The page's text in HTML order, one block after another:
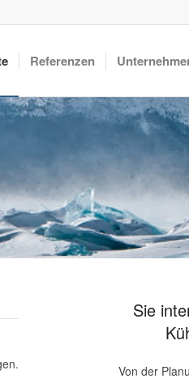
Referenzen
Sie
Von der